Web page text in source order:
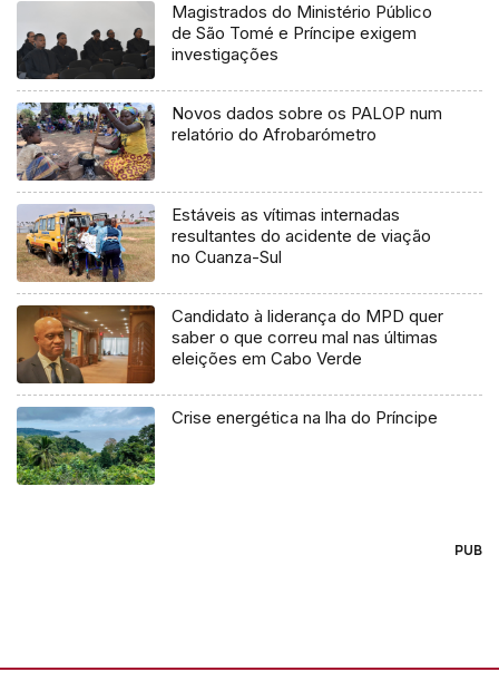
Magistrados do Ministério Público
de São Tomé e Príncipe exigem
investigações
Novos dados sobre os PALOP num
relatório do Afrobarómetro
Estáveis as vítimas internadas
resultantes do acidente de viação
no Cuanza-Sul
Candidato à liderança do MPD quer
saber o que correu mal nas últimas
eleições em Cabo Verde
Crise energética na lha do Príncipe
PUB